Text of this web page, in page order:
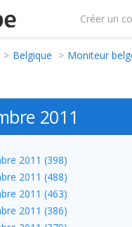
Créer un
Belgique Moniteur
2011
2011 (398)
2011 (488)
2011 (463)
2011 (386)